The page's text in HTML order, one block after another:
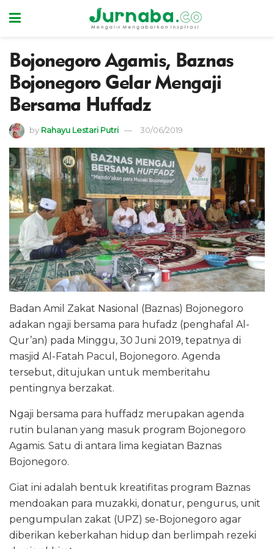
Bojonegoro Agamis, Baznas
Bojonegoro Gelar Mengaji
Bersama Huffadz
by Rahayu Lestari Putri 30/06/2019
Badan Amil Zakat Nasional (Baznas) Bojonegoro
adakan ngaji bersama para hufadz (penghafal Al-
Qur’an) pada Minggu, 30 Juni 2019, tepatnya di
masjid Al-Fatah Pacul, Bojonegoro. Agenda
tersebut, ditujukan untuk memberitahu
pentingnya berzakat.
Ngaji bersama para huffadz merupakan agenda
rutin bulanan yang masuk program Bojonegoro
Agamis. Satu di antara lima kegiatan Baznas
Bojonegoro.
Giat ini adalah bentuk kreatifitas program Baznas
mendoakan para muzakki, donatur, pengurus, unit
pengumpulan zakat (UPZ) se-Bojonegoro agar
diberikan keberkahan hidup dan berlimpah rezeki